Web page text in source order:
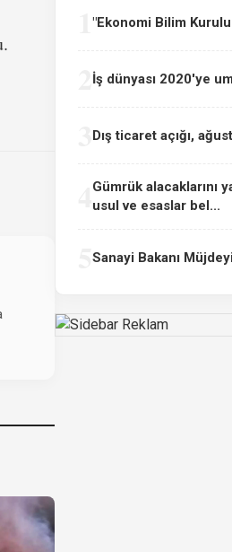
"Ekonomi Bilim
İş dünyası 2020'ye
Dış ticaret açığı,
Gümrük alacaklarını
usul ve esaslar bel...
Sanayi Bakanı